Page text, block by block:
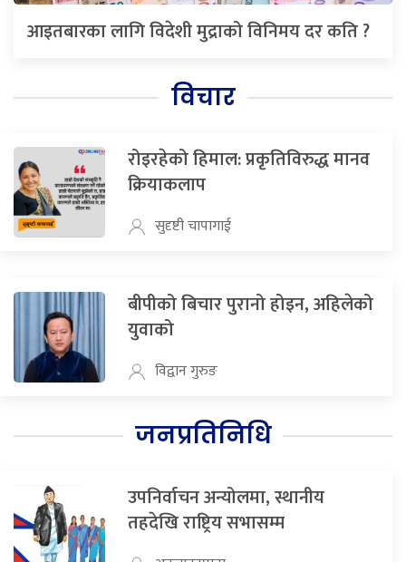
आइतबारका लागि विदेशी मुद्राको विनिमय दर कति ?
विचार
रोइरहेको हिमाल: प्रकृतिविरुद्ध मानव
क्रियाकलाप
सुदृष्टी चापागाई
बीपीको बिचार पुरानो होइन, अहिलेको
युवाको
विद्वान गुरुङ
जनप्रतिनिधि
उपनिर्वाचन अन्योलमा, स्थानीय
तहदेखि राष्ट्रिय सभासम्म